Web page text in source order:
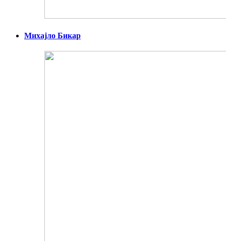
Михајло Бикар